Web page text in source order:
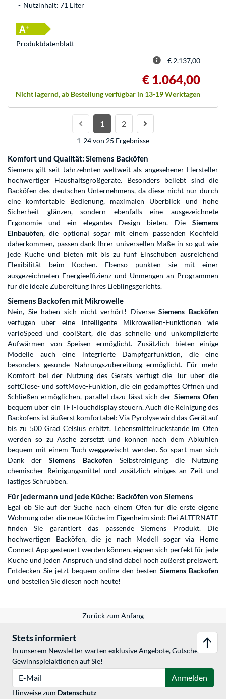
Nutzinhalt: 71 Liter
€ 2.137,00
€ 1.064,00
Nicht lagernd, ab Bestellung verfügbar in 13-19 Werktagen
Produkt­datenblatt
1 2
1-24 von 25 Ergebnisse
Komfort und Qualität: Siemens Backöfen
Siemens gilt seit Jahrzehnten weltweit als angesehener Hersteller
hochwertiger Haushaltsgroßgeräte. Besonders beliebt sind die
Backöfen des deutschen Unternehmens, da diese nicht nur durch
eine komfortable Bedienung, maximalen Überblick und hohe
Sicherheit glänzen, sondern ebenfalls eine ausgezeichnete
Ergonomie und ein elegantes Design bieten. Die Siemens
Einbauöfen, die optional sogar mit einem passenden Kochfeld
daherkommen, passen dank Ihrer universellen Maße in so gut wie
jede Küche und bieten mit bis zu fünf Einschüben ausreichend
Flexibilität beim Kochen. Ebenso punkten sie mit einer
ausgezeichneten Energieeffizienz und Unmengen an Programmen
für die ideale Zubereitung Ihres Lieblingsgerichts.
Siemens Backofen mit Mikrowelle
Nein, Sie haben sich nicht verhört! DiverseSiemens Backöfen
verfügen über eine intelligente Mikrowellen-Funktionen wie
varioSpeed und coolStart, die das schnelle und unkomplizierte
Aufwärmen von Speisen ermöglicht. Zusätzlich bieten einige
Modelle auch eine integrierte Dampfgarfunktion, die eine
besonders gesunde Nahrungszubereitung ermöglicht. Für mehr
Komfort bei der Nutzung des Geräts verfügt die Tür über die
softClose- und softMove-Funktion, die ein gedämpftes Öffnen und
Schließen ermöglichen, parallel dazu lässt sich der Siemens Ofen
bequem über ein TFT-Touchdisplay steuern. Auch die Reinigung des
Backofens ist äußerst komfortabel: Via Pyrolyse wird das Gerät auf
bis zu 500 Grad Celsius erhitzt. Lebensmittelrückstände im Ofen
werden so zu Asche zersetzt und können nach dem Abkühlen
bequem mit einem Tuch weggewischt werden. So spart man sich
Dank derSiemens BackofenSelbstreinigung die Nutzung
chemischer Reinigungsmittel und zusätzlich einiges an Zeit und
lästiges Schrubben.
Für jedermann und jede Küche: Backöfen von Siemens
Egal ob Sie auf der Suche nach einem Ofen für die erste eigene
Wohnung oder die neue Küche im Eigenheim sind: Bei ALTERNATE
finden Sie garantiert das passende Siemens Produkt. Die
hochwertigen Backöfen, die je nach Modell sogar via Home
Connect App gesteuert werden können, eignen sich perfekt für jede
Küche und jeden Anspruch und sind dabei noch äußerst preiswert.
Entdecken Sie jetzt bequem online den besten Siemens Backofen
und bestellen Sie diesen noch heute!
Zurück zum Anfang
Stets informiert
In unserem Newsletter warten exklusive Angebote, Gutschein- &
Gewinnspielaktionen auf Sie!
Anmelden
Hinweise zum Datenschutz